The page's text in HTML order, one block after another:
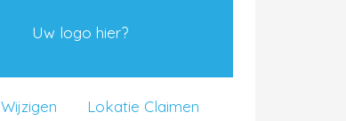
Uw logo hier?
Lokatie Claimen
Wijzigen